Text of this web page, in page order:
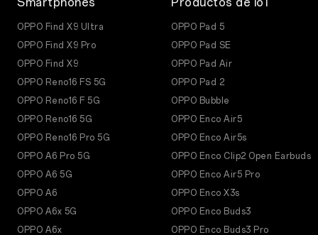
OPPO Find X9 Ultra
OPPO Find X9 Pro
OPPO Find X9
OPPO Reno16 FS 5G
OPPO Reno16 F 5G
OPPO Reno16 5G
OPPO Reno16 Pro 5G
OPPO A6 Pro 5G
OPPO A6 5G
OPPO A6
OPPO A6x 5G
OPPO A6x
OPPO Pad 5
OPPO Pad SE
OPPO Pad Air
OPPO Pad 2
OPPO Bubble
OPPO Enco Air5
OPPO Enco Air5s
OPPO Enco Clip2 Open Earbuds
OPPO Enco Air5 Pro
OPPO Enco X3s
OPPO Enco Buds3
OPPO Enco Buds3 Pro